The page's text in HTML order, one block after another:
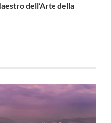
dell’Arte della